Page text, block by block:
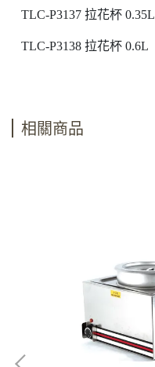
TLC-P3137 拉花杯 0.35L
TLC-P3138 拉花杯 0.6L
相關商品